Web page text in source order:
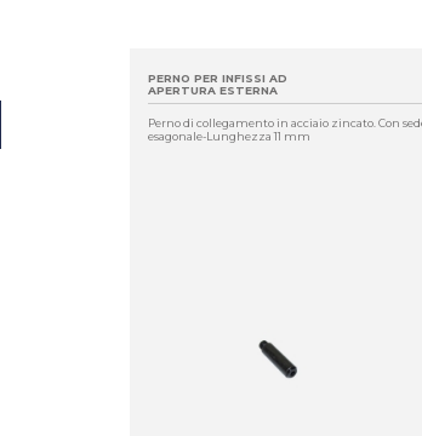
PERNO PER INFISSI AD
APERTURA ESTERNA
Perno di collegamento in acciaio zincato. Con
esagonale-Lunghezza 11 mm